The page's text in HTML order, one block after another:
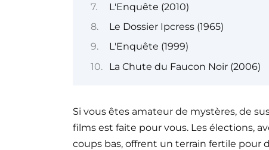
L'Enquête (2010)
Le Dossier Ipcress (1965)
L'Enquête (1999)
La Chute du Faucon Noir (2006)
Si vous êtes amateur de mystères, de
films est faite pour vous. Les élections,
coups bas, offrent un terrain fertile pour